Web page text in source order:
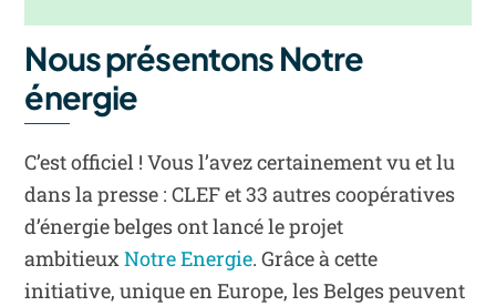
Nous présentons Notre
énergie
C’est officiel ! Vous l’avez certainement vu et lu
dans la presse : CLEF et 33 autres coopératives
d’énergie belges ont lancé le projet
ambitieuxNotre Energie. Grâce à cette
initiative, unique en Europe, les Belges peuvent